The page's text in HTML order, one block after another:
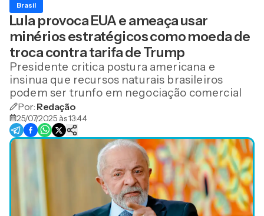
como moeda de troca
contra tarifa de Trump
Brasil
Lula provoca EUA e ameaça usar
minérios estratégicos como moeda de
troca contra tarifa de Trump
Presidente critica postura americana e
insinua que recursos naturais brasileiros
podem ser trunfo em negociação comercial
Por: Redação
25/07/2025 às 13:44